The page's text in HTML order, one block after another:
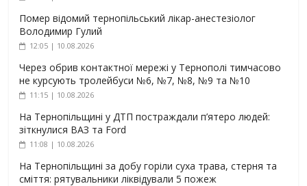
Помер відомий тернопільський лікар-анестезіолог
Володимир Гулий
12:05 | 10.08.2026
Через обрив контактної мережі у Тернополі тимчасово
не курсують тролейбуси №6, №7, №8, №9 та №10
11:15 | 10.08.2026
На Тернопільщині у ДТП постраждали п’ятеро людей:
зіткнулися ВАЗ та Ford
11:08 | 10.08.2026
На Тернопільщині за добу горіли суха трава, стерня та
сміття: рятувальники ліквідували 5 пожеж